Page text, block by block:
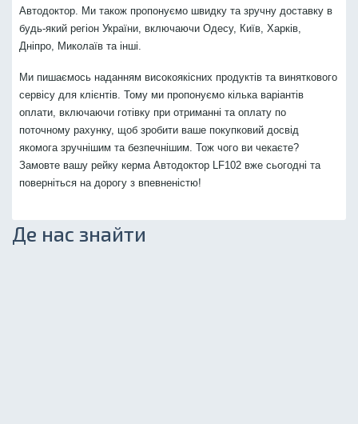
Автодоктор. Ми також пропонуємо швидку та зручну доставку в
будь-який регіон України, включаючи Одесу, Київ, Харків,
Дніпро, Миколаїв та інші.
Ми пишаємось наданням високоякісних продуктів та виняткового
сервісу для клієнтів. Тому ми пропонуємо кілька варіантів
оплати, включаючи готівку при отриманні та оплату по
поточному рахунку, щоб зробити ваше покупковий досвід
якомога зручнішим та безпечнішим. Тож чого ви чекаєте?
Замовте вашу рейку керма Автодоктор LF102 вже сьогодні та
поверніться на дорогу з впевненістю!
Де нас знайти